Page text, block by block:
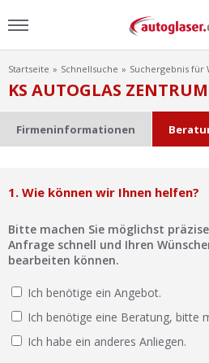
Menu
Home
Ratgeber
Scheibensuche
FAQ
Lexikon
Startseite Schnellsuche Suchergebnis für
KS AUTOGLAS
Firmeninformationen
1. Wie können wir Ihnen helfen?
Bitte machen Sie möglichst
Anfrage schnell und Ihren
bearbeiten können.
Ich benötige ein Angebot.
Ich benötige eine Beratung, bitte
Ich habe ein anderes Anliegen.